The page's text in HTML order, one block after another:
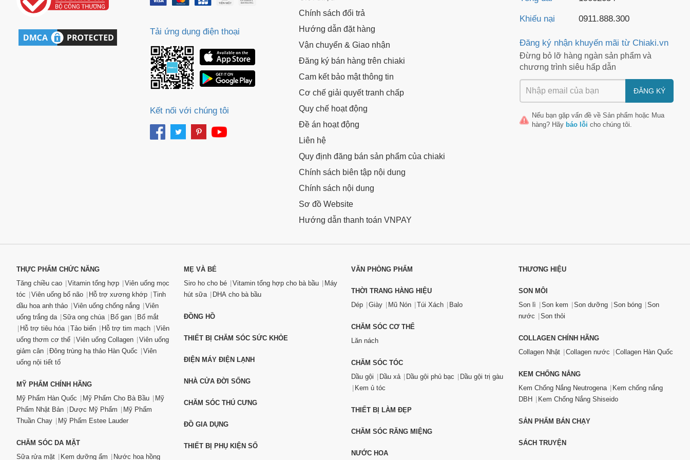
Tải ứng dụng điện thoại
Kết nối với chúng tôi
Chính sách đổi trả
Hướng dẫn đặt hàng
Vận chuyển & Giao nhận
Đăng ký bán hàng trên chiaki
Cam kết bảo mật thông tin
Cơ chế giải quyết tranh chấp
Quy chế hoạt động
Đề án hoạt động
Liên hệ
Quy định đăng bán sản phẩm của chiaki
Chính sách biên tập nội dung
Chính sách nội dung
Sơ đồ Website
Hướng dẫn thanh toán VNPAY
Khiếu nại 0911.888.300
Đăng ký nhận khuyến mãi từ Chiaki.vn
Đừng bỏ lỡ hàng ngàn sản phẩm và
chương trình siêu hấp dẫn
ĐĂNG KÝ
Nếu bạn gặp vấn đề về Sản phẩm hoặc Mua
hàng? Hãy báo lỗi cho chúng tôi.
THỰC PHẨM CHỨC NĂNG
Tăng chiều cao
Vitamin tổng hợp
Viên uống mọc
tóc
Viên uống bổ não Hỗ trợ xương khớp
Tinh
dầu hoa anh thảo
Viên uống chống nắng
Viên
uống trắng da
Sữa ong chúa Bổ gan
Bổ mắt
Hỗ trợ tiêu hóa
Tảo biển Hỗ trợ tim mạch
Viên
uống thơm cơ thể
Viên uống Collagen
Viên uống
giảm cân
Đông trùng hạ thảo Hàn Quốc
Viên
uống nội tiết tố
MỸ PHẨM CHÍNH HÃNG
Mỹ Phẩm Hàn Quốc
Mỹ Phẩm Cho Bà Bầu
Mỹ
Phẩm Nhật Bản
Dược Mỹ Phẩm
Mỹ Phẩm
Thuần Chay
Mỹ Phẩm Estee Lauder
CHĂM SÓC DA MẶT
Sữa rửa mặt
Kem dưỡng ẩm Nước hoa hồng
MẸ VÀ BÉ
Siro ho cho bé
Vitamin tổng hợp cho bà bầu
Máy
hút sữa
DHA cho bà bầu
ĐỒNG HỒ
THIẾT BỊ CHĂM SÓC SỨC KHỎE
ĐIỆN MÁY ĐIỆN LẠNH
NHÀ CỬA ĐỜI SỐNG
CHĂM SÓC THÚ CƯNG
ĐỒ GIA DỤNG
THIẾT BỊ PHỤ KIỆN SỐ
VĂN PHÒNG PHẨM
THỜI TRANG HÀNG HIỆU
Dép
Giày Mũ Nón Túi Xách Balo
CHĂM SÓC CƠ THỂ
Lăn nách
CHĂM SÓC TÓC
Dầu gội
Dầu xả Dầu gội phủ bạc
Dầu gội trị gàu
Kem ủ tóc
THIẾT BỊ LÀM ĐẸP
CHĂM SÓC RĂNG MIỆNG
NƯỚC HOA
THƯƠNG HIỆU
SON MÔI
Son lì
Son kem Son dưỡng Son bóng
Son
nước
Son thỏi
COLLAGEN CHÍNH HÃNG
Collagen Nhật
Collagen nước Collagen Hàn Quốc
KEM CHỐNG NẮNG
Kem Chống Nắng Neutrogena
Kem chống nắng
DBH
Kem Chống Nắng Shiseido
SẢN PHẨM BÁN CHẠY
SÁCH TRUYỆN
mã.
LẤY MÃ NGAY
LẤY MÃ NGAY